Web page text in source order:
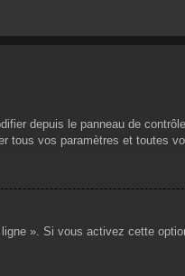
depuis le panneau de
tous vos paramètres et toutes
». Si vous activez cette